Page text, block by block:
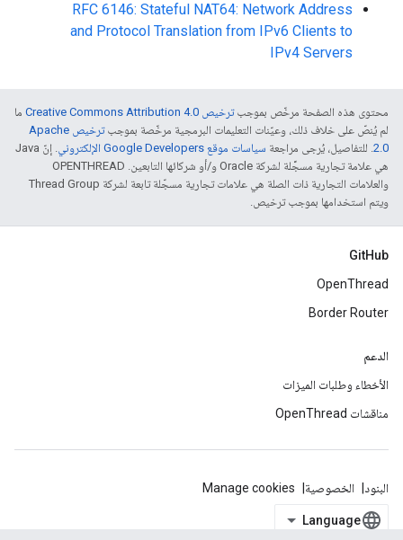
RFC 6146: Stateful NAT64: Network Address
and Protocol Translation from IPv6 Clients to
IPv4 Servers
محتوى هذه الصفحة مرخّص بموجبترخيص Creative Commons Attribution 4.0‏
ما
لم يُنصّ على خلاف ذلك، وعيّنات التعليمات البرمجية مرخّصة بموجب
ترخيص Apache
2.0‏. للتفاصيل، يُرجى مراجعة سياسات موقع Google Developers الإلكتروني
. إنّ Java
هي علامة تجارية مسجَّلة لشركة Oracle و/أو شركائها التابعين. ‫OPENTHREAD
والعلامات التجارية ذات الصلة هي علامات تجارية مسجّلة تابعة لشركة Thread Group
ويتم استخدامها بموجب ترخيص.
GitHub
OpenThread
Border Router
الدعم
الأخطاء وطلبات الميزات
مناقشات OpenThread
البنود الخصوصية Manage cookies